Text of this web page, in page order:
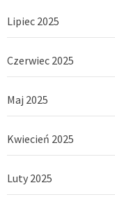
Lipiec 2025
Czerwiec 2025
Maj 2025
Kwiecień 2025
Luty 2025